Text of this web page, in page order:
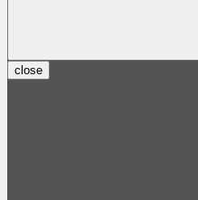
close